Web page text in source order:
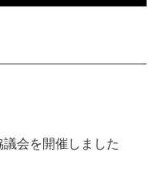
会を開催しました